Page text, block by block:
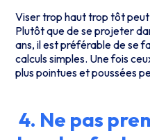
Viser trop haut trop tôt
Plutôt que de se projeter
ans, il est préférable de se
calculs simples. Une fois
plus pointues et poussées
4. Ne pas